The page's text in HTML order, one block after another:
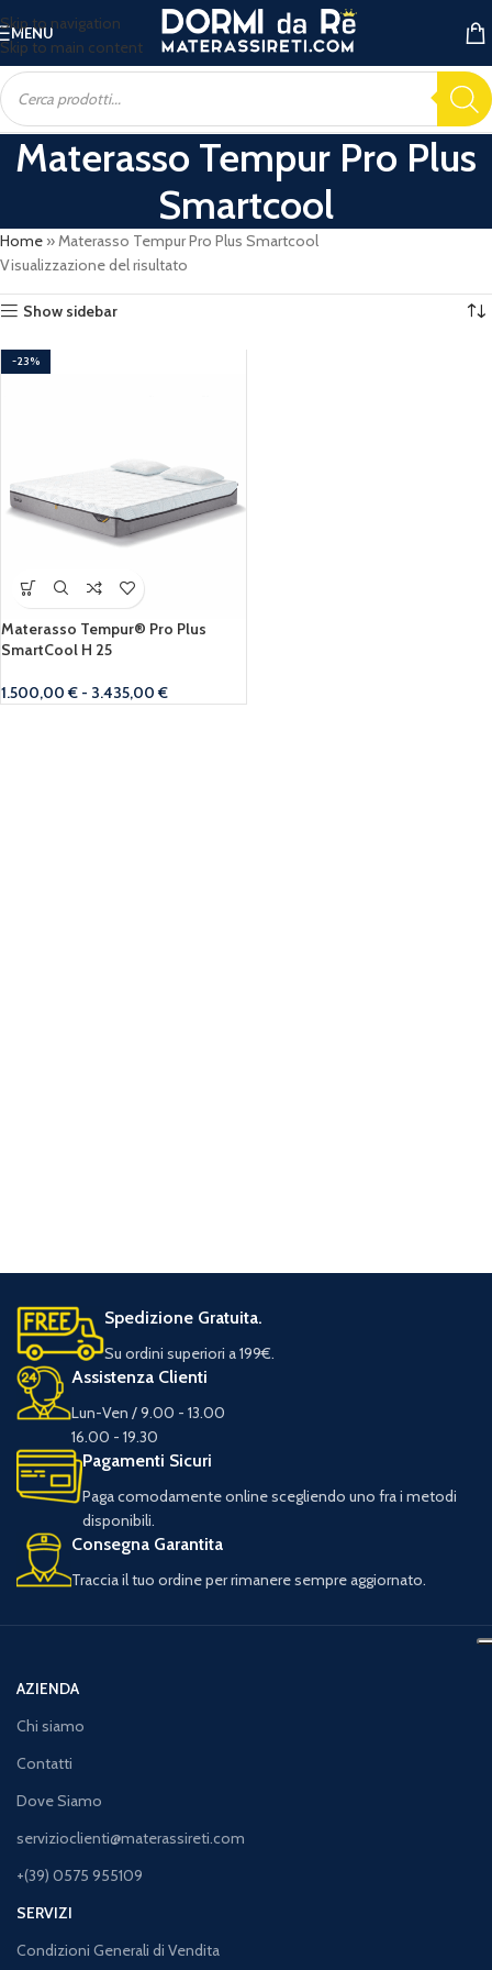
Skip to navigation
Skip to main content
MENU
Materasso Tempur Pro Plus
Smartcool
Home »Materasso Tempur Pro Plus Smartcool
Visualizzazione del risultato
Show sidebar
-23%
Materasso Tempur® Pro Plus
SmartCool H 25
1.500,00€ - 3.435,00€
Spedizione Gratuita.
Su ordini superiori a 199€.
Assistenza Clienti
Lun-Ven / 9.00 - 13.00
16.00 - 19.30
Pagamenti Sicuri
Paga comodamente online scegliendo uno fra i metodi
disponibili.
Consegna Garantita
Traccia il tuo ordine per rimanere sempre aggiornato.
AZIENDA
Chi siamo
Contatti
Dove Siamo
servizioclienti@materassireti.com
+(39) 0575 955109
SERVIZI
Condizioni Generali di Vendita